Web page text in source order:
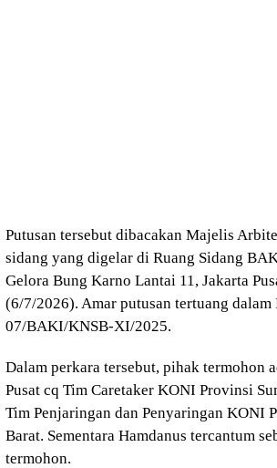
Putusan tersebut dibacakan Majelis
sidang yang digelar di Ruang Sidang
Gelora Bung Karno Lantai 11, Jakarta
(6/7/2026). Amar putusan tertuang dalam
07/BAKI/KNSB-XI/2025.
Dalam perkara tersebut, pihak termohon
Pusat cq Tim Caretaker KONI Provinsi
Tim Penjaringan dan Penyaringan KONI
Barat. Sementara Hamdanus tercantum
termohon.